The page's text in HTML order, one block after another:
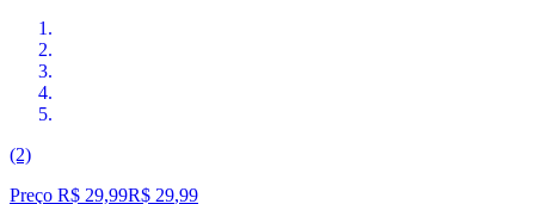
(2)
Preço R$ 29,99R$ 29,99